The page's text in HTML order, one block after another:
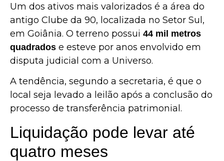
Um dos ativos mais valorizados é a área do
antigo Clube da 90, localizada no Setor Sul,
em Goiânia. O terreno possui 44 mil metros
quadrados e esteve por anos envolvido em
disputa judicial com a Universo.
A tendência, segundo a secretaria, é que o
local seja levado a leilão após a conclusão do
processo de transferência patrimonial.
Liquidação pode levar até
quatro meses